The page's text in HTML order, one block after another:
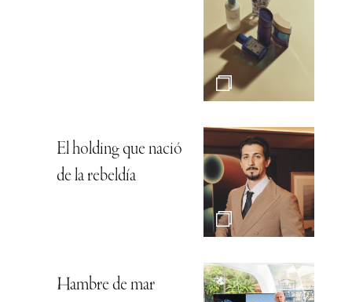
El holding que nació
de la rebeldía
Hambre de mar